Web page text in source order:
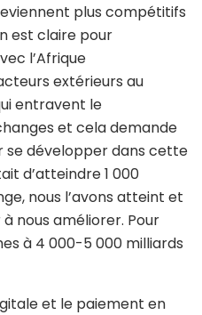
plus compétitifs
est claire pour
l’Afrique
extérieurs au
entravent le
et cela demande
se développer dans cette
d’atteindre 1 000
nous l’avons atteint et
nous améliorer. Pour
à 4 000-5 000 milliards
et le paiement en